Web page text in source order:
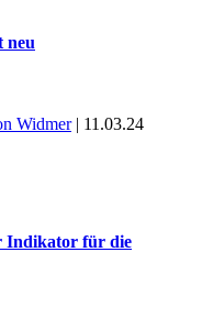
neu
Widmer| 11.03.24
Indikator für die